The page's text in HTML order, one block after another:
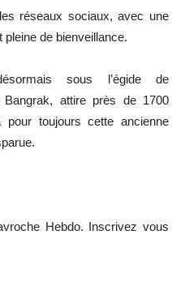
réseaux sociaux, avec une
pleine de bienveillance.
sous l’égide de
Bangrak, attire près de 1700
toujours cette ancienne
Hebdo. Inscrivez vous